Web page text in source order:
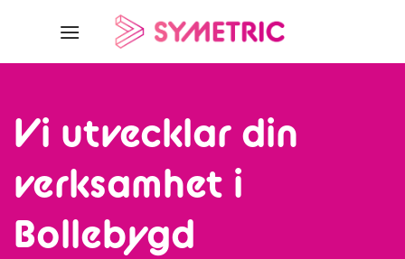
Vi utvecklar din
verksamhet i
Bollebygd